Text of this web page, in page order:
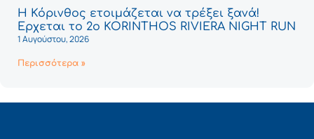
Η Κόρινθος ετοιμάζεται να τρέξει ξανά!
Έρχεται το 2ο KORINTHOS RIVIERA NIGHT RUN
1 Αυγούστου, 2026
Περισσότερα »